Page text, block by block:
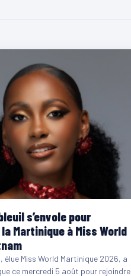
s’envole pour
Martinique à Miss World
élue Miss World Martinique 2026, a
ce mercredi 5 août pour rejoindre